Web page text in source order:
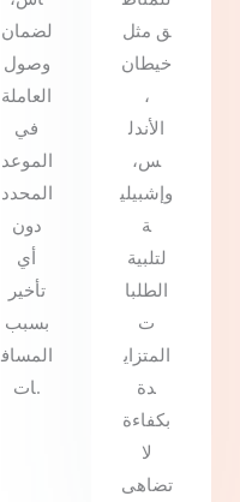
لضمان
وصول
العاملة
في
الموعد
المحدد
دون
أي
تأخير
بسبب
المساف
ات.
ق مثل
خيطان
،
الأندل
س،
وإشبيلي
ة
لتلبية
الطلبا
ت
المتزاي
دة
بكفاءة
لا
تضاهى